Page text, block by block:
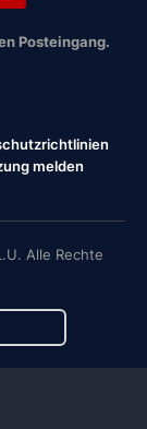
Posteingang.
melden
Alle Rechte